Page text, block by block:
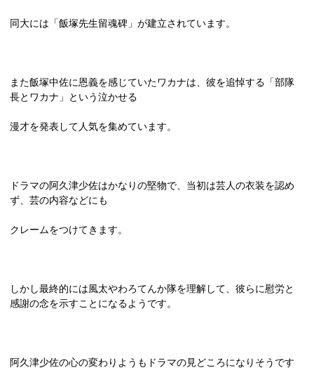
同大には「飯塚先生留魂碑」が建立されています。
また飯塚中佐に恩義を感じていたワカナは、彼を追悼する「部隊
長とワカナ」という泣かせる
漫才を発表して人気を集めています。
ドラマの阿久津少佐はかなりの堅物で、当初は芸人の衣装を認め
ず、芸の内容などにも
クレームをつけてきます。
しかし最終的には風太やわろてんか隊を理解して、彼らに慰労と
感謝の念を示すことになるようです。
阿久津少佐の心の変わりようもドラマの見どころになりそうです